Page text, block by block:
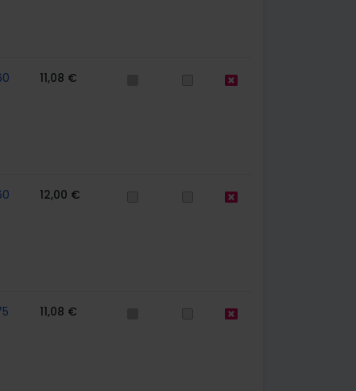
11,08 €
12,00 €
11,08 €